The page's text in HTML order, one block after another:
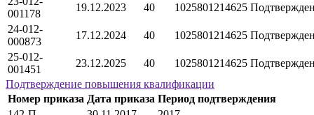
001178
19.12.2023 40 1025801214625
24-012-
000873
17.12.2024 40 1025801214625
25-012-
001451
23.12.2025 40 1025801214625
Подтверждение повышения квалификации
Номер приказа Дата приказа Период подтверждения